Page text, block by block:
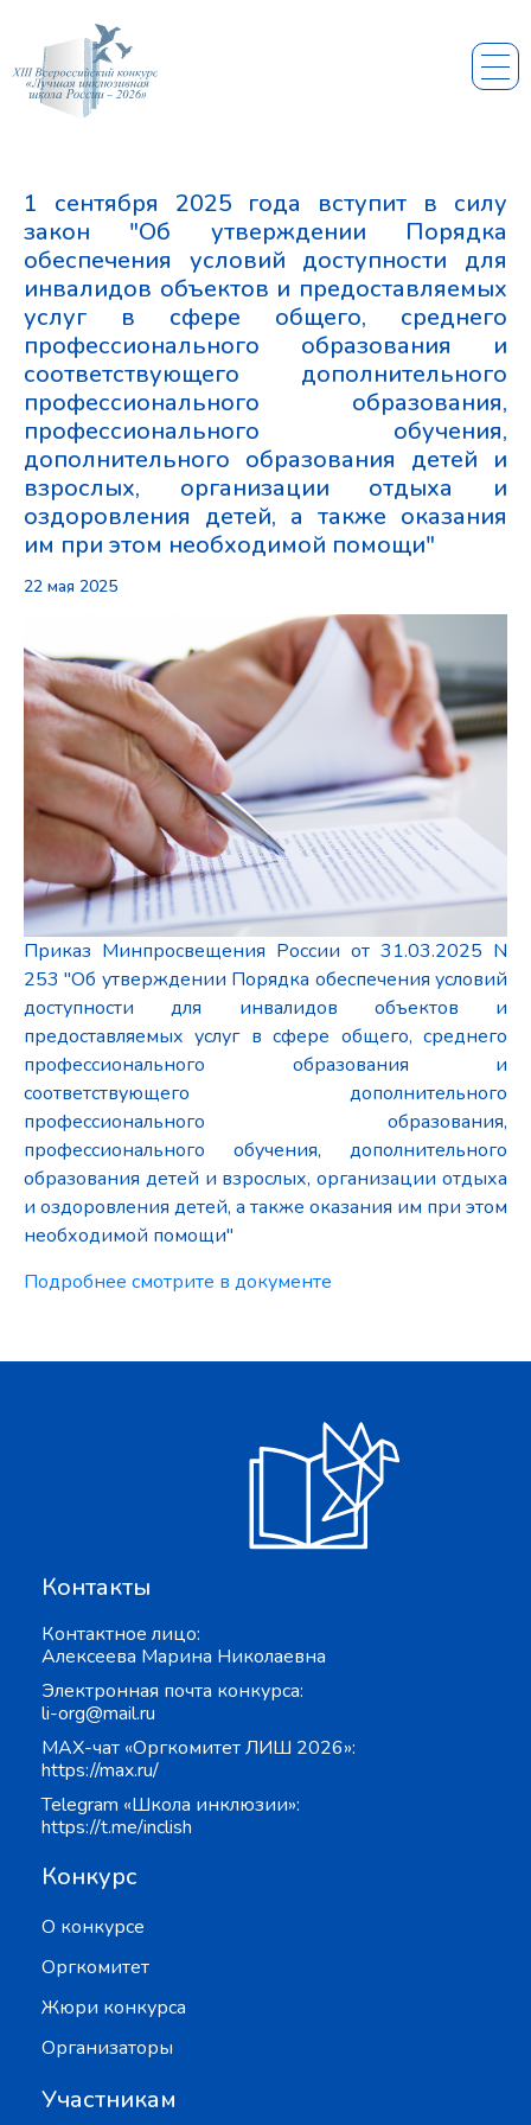
1 сентября 2025 года вступит в силу
закон "Об утверждении Порядка
обеспечения условий доступности для
инвалидов объектов и предоставляемых
услуг в сфере общего, среднего
профессионального образования и
соответствующего дополнительного
профессионального образования,
профессионального обучения,
дополнительного образования детей и
взрослых, организации отдыха и
оздоровления детей, а также оказания
им при этом необходимой помощи"
22 мая 2025
Приказ Минпросвещения России от 31.03.2025 N
253 "Об утверждении Порядка обеспечения условий
доступности для инвалидов объектов и
предоставляемых услуг в сфере общего, среднего
профессионального образования и
соответствующего дополнительного
профессионального образования,
профессионального обучения, дополнительного
образования детей и взрослых, организации отдыха
и оздоровления детей, а также оказания им при этом
необходимой помощи"
Подробнее смотрите в документе
Контакты
Контактное лицо:
Алексеева Марина Николаевна
Электронная почта конкурса:
li-org@mail.ru
MAX-чат «Оргкомитет ЛИШ 2026»:
https://max.ru/
Telegram «Школа инклюзии»:
https://t.me/inclish
Конкурс
О конкурсе
Оргкомитет
Жюри конкурса
Организаторы
Участникам